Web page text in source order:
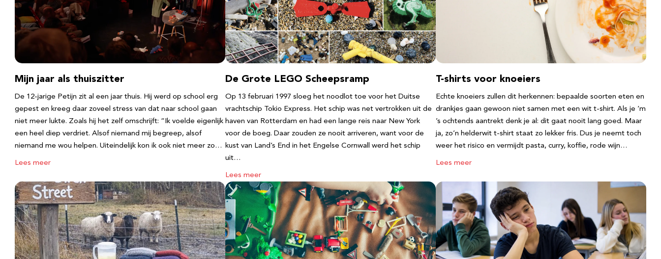
Mijn jaar als thuiszitter
De 12-jarige Petijn zit al een jaar thuis. Hij werd op school erg
gepest en kreeg daar zoveel stress van dat naar school gaan
niet meer lukte. Zoals hij het zelf omschrijft: “Ik voelde eigenlijk
een heel diep verdriet. Alsof niemand mij begreep, alsof
niemand me wou helpen. Uiteindelijk kon ik ook niet meer zo…
Lees meer
De Grote LEGO Scheepsramp
Op 13 februari 1997 sloeg het noodlot toe voor het Duitse
vrachtschip Tokio Express. Het schip was net vertrokken uit de
haven van Rotterdam en had een lange reis naar New York
voor de boeg. Daar zouden ze nooit arriveren, want voor de
kust van Land’s End in het Engelse Cornwall werd het schip
uit…
Lees meer
T-shirts voor knoeiers
Echte knoeiers zullen dit herkennen: bepaalde soorten eten en
drankjes gaan gewoon niet samen met een wit t-shirt. Als je ‘m
’s ochtends aantrekt denk je al: dit gaat nooit lang goed. Maar
ja, zo’n helderwit t-shirt staat zo lekker fris. Dus je neemt toch
weer het risico en vermijdt pasta, curry, koffie, rode wijn…
Lees meer